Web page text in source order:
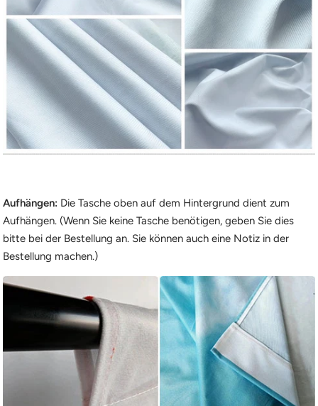
Aufhängen: Die Tasche oben auf dem Hintergrund dient zum
Aufhängen. (Wenn Sie keine Tasche benötigen, geben Sie dies
bitte bei der Bestellung an. Sie können auch eine Notiz in der
Bestellung machen.)